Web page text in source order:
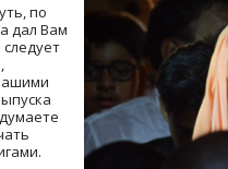
по
дал Вам